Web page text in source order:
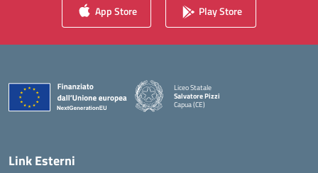
App Store Play Store
Liceo Statale
Salvatore Pizzi
Capua (CE)
— Visita la pagina iniziale della scuola
Link Esterni